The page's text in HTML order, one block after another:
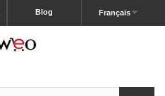
Français
Blog